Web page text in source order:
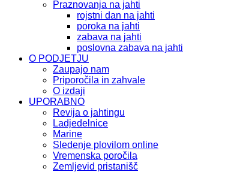
Praznovanja na jahti
rojstni dan na jahti
poroka na jahti
zabava na jahti
poslovna zabava na jahti
O PODJETJU
Zaupajo nam
Priporočila in zahvale
O izdaji
UPORABNO
Revija o jahtingu
Ladjedelnice
Marine
Sledenje plovilom online
Vremenska poročila
Zemljevid pristanišč